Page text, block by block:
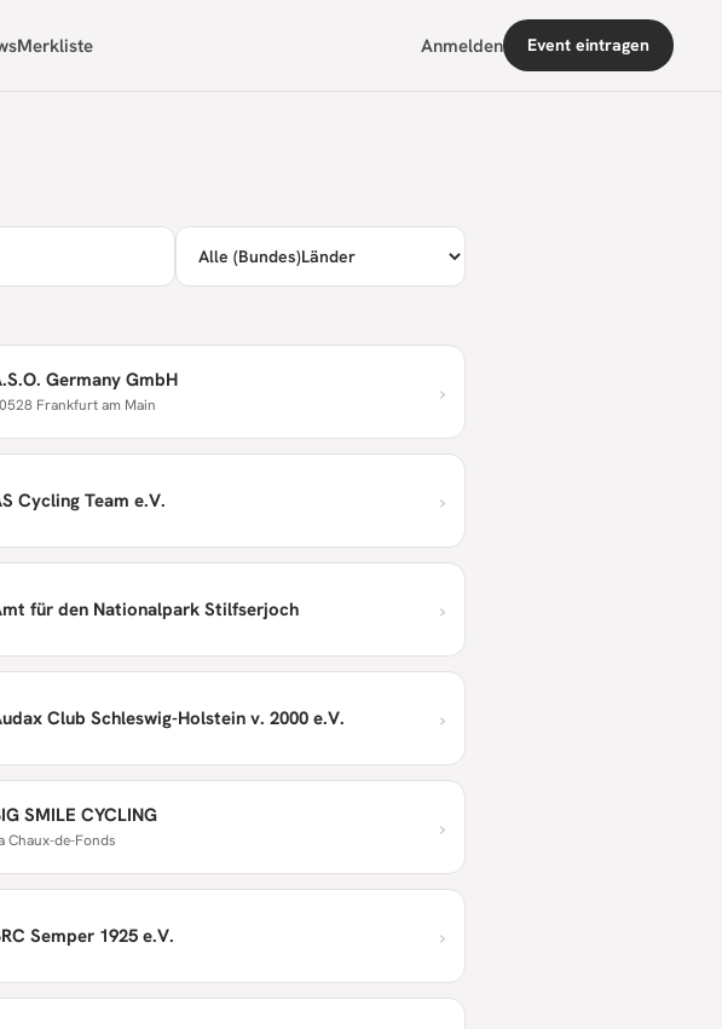
Merkliste Anmelden Event eintragen
Germany GmbH
Frankfurt am Main ›
Cycling Team e.V. ›
für den Nationalpark Stilfserjoch ›
Club Schleswig-Holstein v. 2000 e.V. ›
SMILE CYCLING
Chaux-de-Fonds ›
Semper 1925 e.V. ›